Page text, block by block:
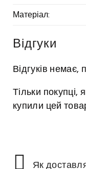
Матеріал:
Відгуки
Відгуків немає,
Тільки покупці,
купили цей
Як